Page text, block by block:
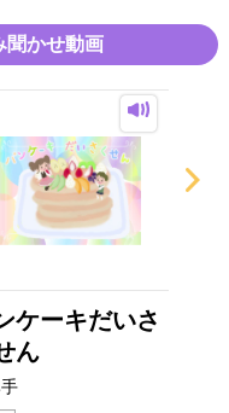
聞かせ動画
ケーキだいさ
ん